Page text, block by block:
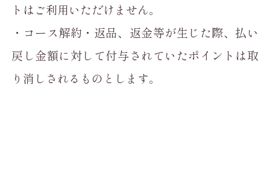
トはご利用いただけません。
・コース解約・返品、返金等が生じた際、払い
戻し金額に対して付与されていたポイントは取
り消しされるものとします。